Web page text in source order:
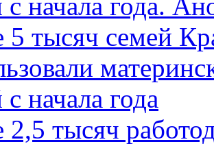
с начала года.
5 тысяч семей
с начала года
2,5 тысяч